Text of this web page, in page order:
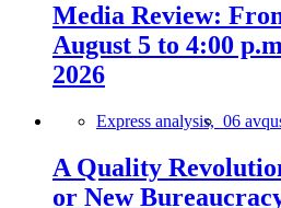
Media Review:
August 5 to 4:00
2026
Express analysis, 06
A Quality
or New